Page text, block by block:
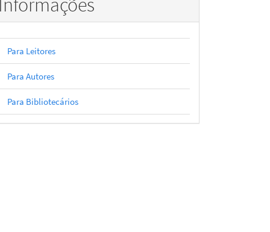
Informações
Para Leitores
Para Autores
Para Bibliotecários